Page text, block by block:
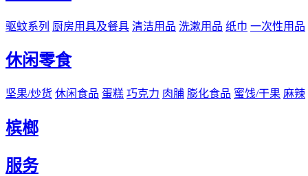
驱蚊系列 厨房用具及餐具 清洁用品 洗漱用品 纸巾 一次性用品
休闲零食
坚果/炒货 休闲食品 蛋糕 巧克力 肉脯 膨化食品 蜜饯/干果 麻辣
槟榔
服务